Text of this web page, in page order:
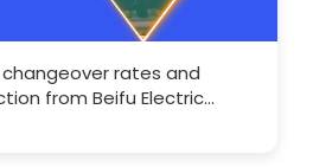
changeover rates and
from Beifu Electric